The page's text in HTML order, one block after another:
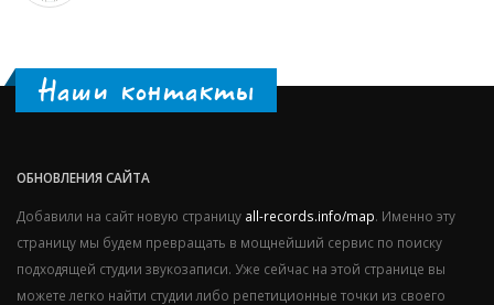
Наши контакты
ОБНОВЛЕНИЯ САЙТА
Добавили на сайт новую страницу all-records.info/map. Именно эту
страницу мы будем превращать в мощнейший сервис по поиску
подходящей студии звукозаписи. Уже сейчас на этой странице вы
можете легко найти студии либо репетиционные точки из своего